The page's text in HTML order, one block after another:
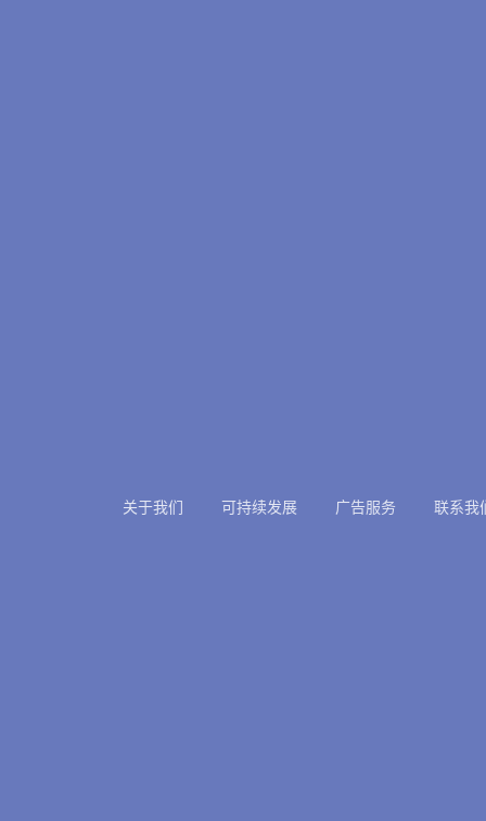
关于我们 可持续发展 广告服务 联系我